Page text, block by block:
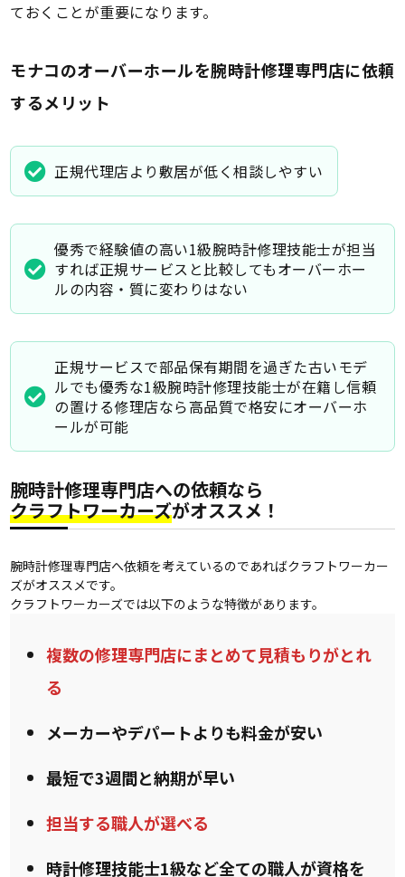
ておくことが重要になります。
モナコのオーバーホールを腕時計修理専門店に依頼
するメリット
正規代理店より敷居が低く相談しやすい
優秀で経験値の高い1級腕時計修理技能士が担当
すれば正規サービスと比較してもオーバーホー
ルの内容・質に変わりはない
正規サービスで部品保有期間を過ぎた古いモデ
ルでも優秀な1級腕時計修理技能士が在籍し信頼
の置ける修理店なら高品質で格安にオーバーホ
ールが可能
腕時計修理専門店への依頼なら
クラフトワーカーズがオススメ！
腕時計修理専門店へ依頼を考えているのであればクラフトワーカー
ズがオススメです。
クラフトワーカーズでは以下のような特徴があります。
複数の修理専門店にまとめて見積もりがとれ
る
メーカーやデパートよりも料金が安い
最短で3週間と納期が早い
担当する職人が選べる
時計修理技能士1級など全ての職人が資格を